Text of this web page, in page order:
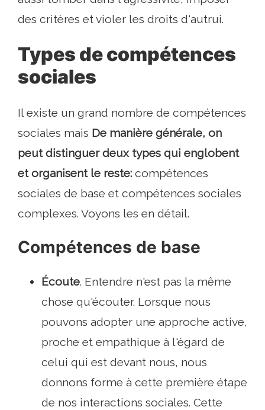
des critères et violer les droits d'autrui.
Types de compétences
sociales
Il existe un grand nombre de compétences
sociales mais De manière générale, on
peut distinguer deux types qui englobent
et organisent le reste: compétences
sociales de base et compétences sociales
complexes. Voyons les en détail.
Compétences de base
Écoute. Entendre n'est pas la même
chose qu'écouter. Lorsque nous
pouvons adopter une approche active,
proche et empathique à l'égard de
celui qui est devant nous, nous
donnons forme à cette première étape
de nos interactions sociales. Cette